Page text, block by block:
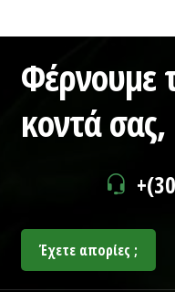
Φέρνουμε
κοντά σας,
Έχετε απορίες ;